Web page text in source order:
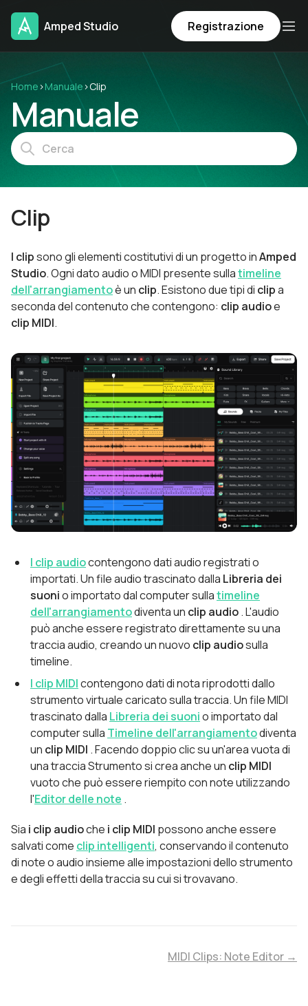
Amped Studio Registrazione
Home ›Manuale ›Clip
Manuale
Clip
I clipsono gli elementi costitutivi di un progetto inAmped
Studio. Ogni dato audio o MIDI presente sullatimeline
dell'arrangiamentoè un clip. Esistono due tipi di clipa
seconda del contenuto che contengono: clip audioe
clip MIDI.
I clip audiocontengono dati audio registrati o
importati. Un file audio trascinato dalla Libreria dei
suonio importato dal computer sullatimeline
dell'arrangiamentodiventa un clip audio. L'audio
può anche essere registrato direttamente su una
traccia audio, creando un nuovo clip audiosulla
timeline.
I clip MIDIcontengono dati di nota riprodotti dallo
strumento virtuale caricato sulla traccia. Un file MIDI
trascinato dalla Libreria dei suonio importato dal
computer sulla Timeline dell'arrangiamentodiventa
un clip MIDI . Facendo doppio clic su un'area vuota di
una traccia Strumento si crea anche un clip MIDI
vuoto che può essere riempito con note utilizzando
l'Editor delle note .
Sia i clip audioche i clip MIDI possono anche essere
salvati come clip intelligenti, conservando il contenuto
di note o audio insieme alle impostazioni dello strumento
e degli effetti della traccia su cui si trovavano.
MIDI Clips: Note Editor →